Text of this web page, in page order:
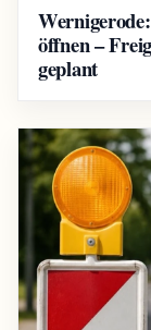
öffnen –
geplant